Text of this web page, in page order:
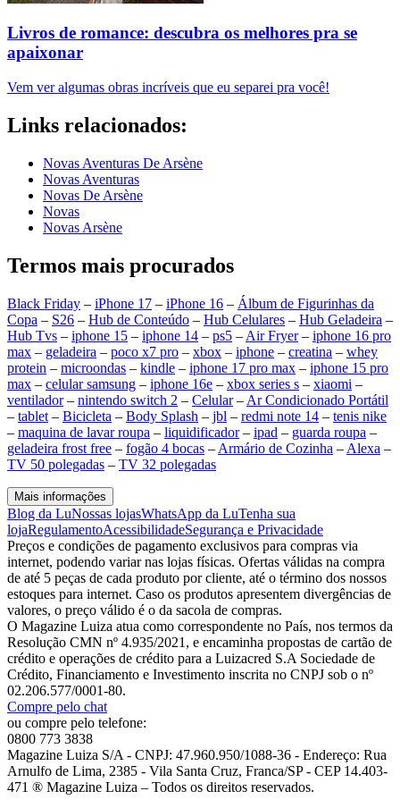
Livros de romance: descubra os melhores pra se
apaixonar
Vem ver algumas obras incríveis que eu separei pra você!
Links relacionados:
Novas Aventuras De Arsène
Novas Aventuras
Novas De Arsène
Novas
Novas Arsène
Termos mais procurados
Black Friday – iPhone 17 – iPhone 16 – Álbum de Figurinhas da
Copa – S26 – Hub de Conteúdo – Hub Celulares – Hub Geladeira –
Hub Tvs – iphone 15 – iphone 14 – ps5 – Air Fryer– iphone 16 pro
max – geladeira – poco x7 pro – xbox – iphone – creatina – whey
protein – microondas – kindle – iphone 17 pro max – iphone 15 pro
max – celular samsung – iphone 16e – xbox series s – xiaomi –
ventilador– nintendo switch 2 – Celular– Ar Condicionado Portátil
– tablet – Bicicleta – Body Splash – jbl – redmi note 14 – tenis nike
– maquina de lavar roupa – liquidificador– ipad – guarda roupa –
geladeira frost free – fogão 4 bocas – Armário de Cozinha – Alexa –
TV 50 polegadas – TV 32 polegadas
Mais informações
Blog da LuNossas lojasWhatsApp da LuTenha sua
lojaRegulamentoAcessibilidadeSegurança e Privacidade
Preços e condições de pagamento exclusivos para compras via
internet, podendo variar nas lojas físicas. Ofertas válidas na compra
de até 5 peças de cada produto por cliente, até o término dos nossos
estoques para internet. Caso os produtos apresentem divergências de
valores, o preço válido é o da sacola de compras.
O Magazine Luiza atua como correspondente no País, nos termos da
Resolução CMN nº 4.935/2021, e encaminha propostas de cartão de
crédito e operações de crédito para a Luizacred S.A Sociedade de
Crédito, Financiamento e Investimento inscrita no CNPJ sob o nº
02.206.577/0001-80.
Compre pelo chat
ou compre pelo telefone:
0800 773 3838
Magazine Luiza S/A - CNPJ: 47.960.950/1088-36 - Endereço: Rua
Arnulfo de Lima, 2385 - Vila Santa Cruz, Franca/SP - CEP 14.403-
471 ® Magazine Luiza – Todos os direitos reservados.